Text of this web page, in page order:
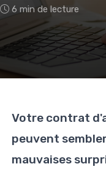
6 min de lecture
Votre contrat
peuvent
mauvaises